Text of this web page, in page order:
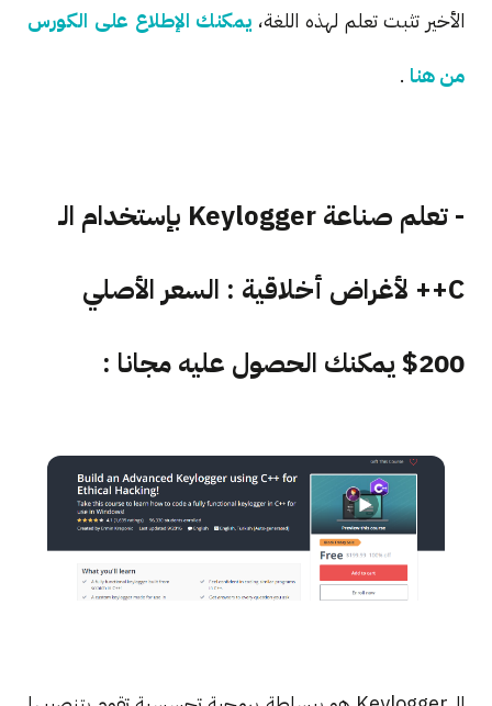
الأخير تثبت تعلم لهذه اللغة، يمكنك الإطلاع على الكورس
من هنا .
- تعلم صناعة Keylogger بإستخدام الـ
C++ لأغراض أخلاقية : السعر الأصلي
200$ يمكنك الحصول عليه مجانا :